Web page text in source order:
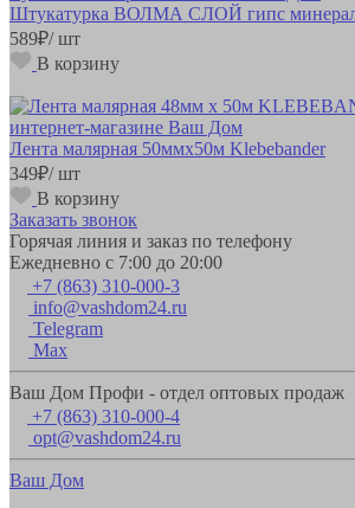
Штукатурка ВОЛМА СЛОЙ гипс минерал
589₽/ шт
В корзину
Лента малярная 50ммх50м Klebebander
349₽/ шт
В корзину
Заказать звонок
Горячая линия и заказ по телефону
Ежедневно с 7:00 до 20:00
+7 (863) 310-000-3
info@vashdom24.ru
Telegram
Max
Ваш Дом Профи - отдел оптовых продаж
+7 (863) 310-000-4
opt@vashdom24.ru
Ваш Дом